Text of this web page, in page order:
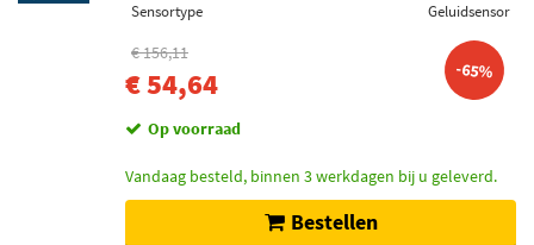
Sensortype
Geluidsensor
€ 156,11
€ 54,64 -65%
Op voorraad
Vandaag besteld, binnen 3 werkdagen bij u geleverd.
Bestellen